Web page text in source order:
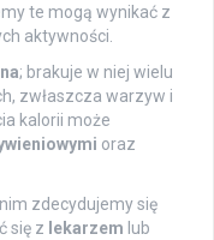
te mogą wynikać z
aktywności.
; brakuje w niej wielu
zwłaszcza warzyw i
kalorii może
oraz
zdecydujemy się
się z lekarzem lub